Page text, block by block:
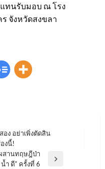
ทนรับมอบ ณ โรง
จังหวัดสงขลา
อง อย่าเพิ่งตัดสิน
งนี้!
สานทฤษฎีป่า
ำ ดี” ครั้งที่ 6